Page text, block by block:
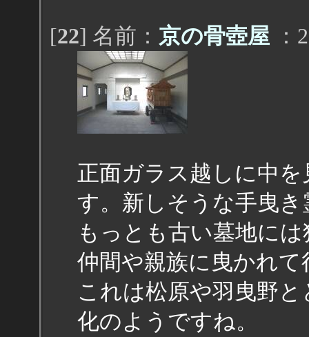
[22] 名前： 京の骨壺屋 ：
正面ガラス越しに中
す。新しそうな手曳
もっとも古い墓地に
仲間や親族に曳かれ
これは松原や羽曳野
化のようですね。